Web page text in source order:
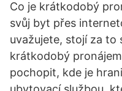
Co je krátkodobý
svůj byt přes
uvažujete, stojí za to
krátkodobý
pochopit, kde je